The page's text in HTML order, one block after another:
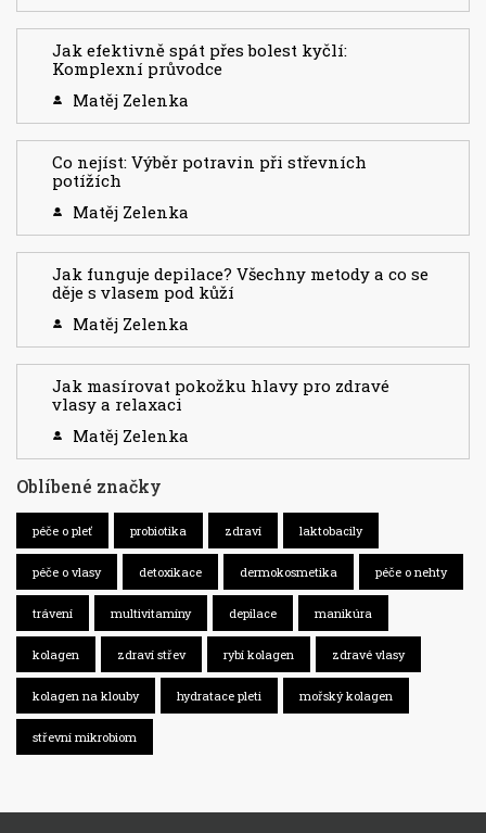
Jak efektivně spát přes bolest kyčlí:
Komplexní průvodce
Matěj Zelenka
Co nejíst: Výběr potravin při střevních
potížích
Matěj Zelenka
Jak funguje depilace? Všechny metody a co se
děje s vlasem pod kůží
Matěj Zelenka
Jak masírovat pokožku hlavy pro zdravé
vlasy a relaxaci
Matěj Zelenka
Oblíbené značky
péče o pleť probiotika zdraví laktobacily
péče o vlasy detoxikace dermokosmetika péče o nehty
trávení multivitamíny depilace manikúra
kolagen zdraví střev rybí kolagen zdravé vlasy
kolagen na klouby hydratace pleti mořský kolagen
střevní mikrobiom